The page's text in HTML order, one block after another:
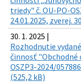
triedy" č. OU-PO-
24.01.2025, zverej.
30. 1. 2025 |
Rozhodnutie
činnosť "Obchodné
OSZP3-2024/
(525,2 kB)